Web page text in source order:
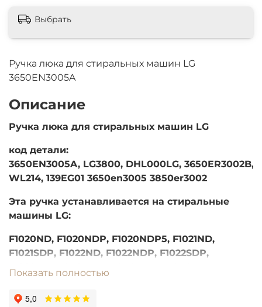
Ручка люка для стиральных машин LG
3650EN3005A
Описание
Ручка люка для стиральных машин LG
код детали:
3650EN3005A, LG3800, DHL000LG, 3650ER3002B,
WL214, 139EG01 3650en3005 3850er3002
Эта ручка устанавливается на стиральные
машины LG:
F1020ND, F1020NDP, F1020NDP5, F1021ND,
F1021SDP, F1022ND, F1022NDP, F1022SDP,
F1022TD, F1056LDP, F1056MDP, F1056ND1,
F1068LD9, F1068QD, F1073ND3, F1088LD, F1091LD,
Показать полностью
Выбрать